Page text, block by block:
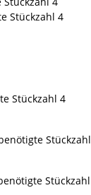
Stückzahl 4
Stückzahl 4